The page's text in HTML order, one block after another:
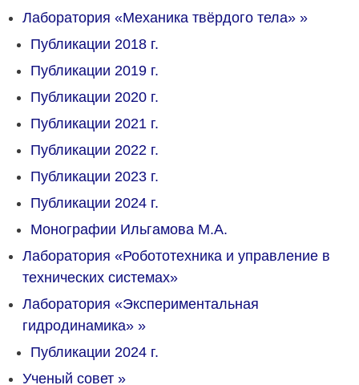
Лаборатория «Механика твёрдого тела» »
Публикации 2018 г.
Публикации 2019 г.
Публикации 2020 г.
Публикации 2021 г.
Публикации 2022 г.
Публикации 2023 г.
Публикации 2024 г.
Монографии Ильгамова М.А.
Лаборатория «Робототехника и управление в
технических системах»
Лаборатория «Экспериментальная
гидродинамика» »
Публикации 2024 г.
Ученый совет »